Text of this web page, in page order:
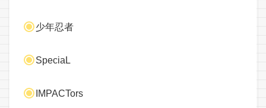
少年忍者
SpeciaL
IMPACTors